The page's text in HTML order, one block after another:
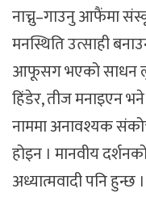
नाच्नु–गाउनु आफैंमा
मनस्थिति उत्साही
आफूसग भएको साधन
हिंडेर, तीज मनाइएन
नाममा अनावश्यक
होइन । मानवीय
अध्यात्मवादी पनि हुन्छ ।